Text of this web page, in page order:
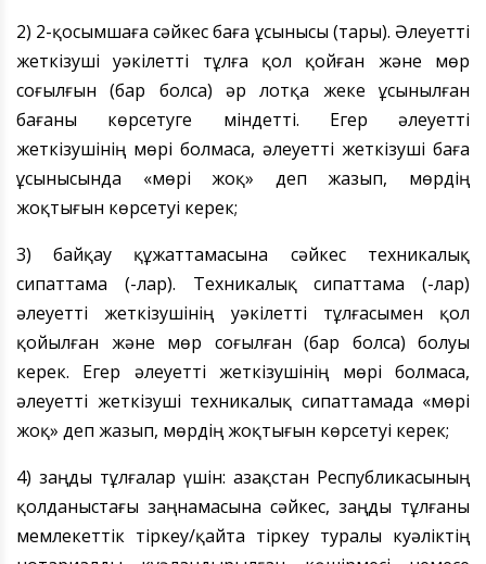
2) 2-қосымшаға сәйкес баға ұсынысы (тары). Әлеуетті
жеткізуші уәкілетті тұлға қол қойған және мөр
соғылғын (бар болса) әр лотқа жеке ұсынылған
бағаны көрсетуге міндетті. Егер әлеуетті
жеткізушінің мөрі болмаса, әлеуетті жеткізуші баға
ұсынысында «мөрі жоқ» деп жазып, мөрдің
жоқтығын көрсетуі керек;
3) байқау құжаттамасына сәйкес техникалық
сипаттама (-лар). Техникалық сипаттама (-лар)
әлеуетті жеткізушінің уәкілетті тұлғасымен қол
қойылған және мөр соғылған (бар болса) болуы
керек. Егер әлеуетті жеткізушінің мөрі болмаса,
әлеуетті жеткізуші техникалық сипаттамада «мөрі
жоқ» деп жазып, мөрдің жоқтығын көрсетуі керек;
4) заңды тұлғалар үшін: Қазақстан Республикасының
қолданыстағы заңнамасына сәйкес, заңды тұлғаны
мемлекеттік тіркеу/қайта тіркеу туралы куәліктің